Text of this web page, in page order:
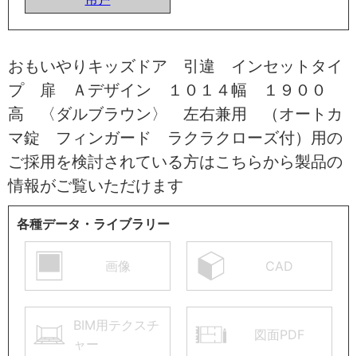
おもいやりキッズドア 引違 インセットタイ
プ 扉 Ａデザイン １０１４幅 １９００
高 〈ダルブラウン〉 左右兼用 （オートカ
マ錠 フィンガード ラクラクローズ付）用の
ご採用を検討されている方はこちらから製品の
情報がご覧いただけます
各種データ・ライブラリー
画像 CAD
BIM用テクスチ
ャー
図面PDF